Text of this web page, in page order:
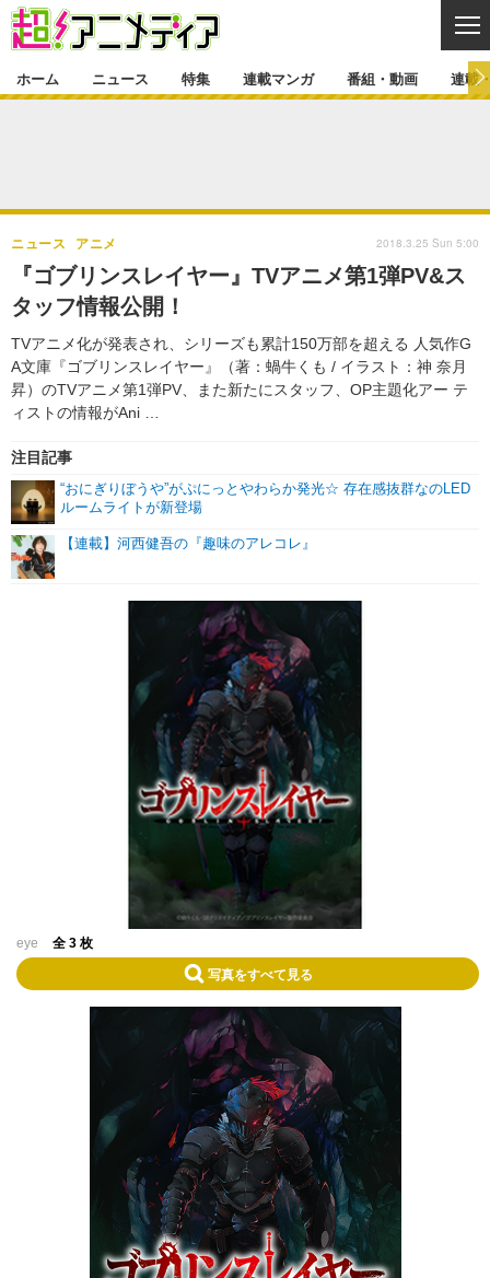
ゲーム・アプリ マンガ
グッズ
声優 コスプレ
舞台 新帝スタ
特集一覧 カバー
ラキりす
連載マンガ
連載マンガ一覧 連載一覧
番組・動画
番組・動画一覧
動画
連載・ブログ
連載・ブログ一覧 コラム
編集部ブログ・お知らせ
ホーム ニュース 特集 連載マンガ 番組・動画 連載
『ゴブリンスレイヤー』TVアニメ第1弾PV&ス
タッフ情報公開！
TVアニメ化が発表され、シリーズも累計150万部を超える ⼈気作G
A⽂庫『ゴブリンスレイヤー』（著：蝸⽜くも / イラスト：神 奈⽉
昇）のTVアニメ第1弾PV、また新たにスタッフ、OP主題化アー テ
ィストの情報がAni …
ニュース アニメ
注目記事
“おにぎりぼうや”がぷにっとやわらか発光☆ 存在感抜群なのLED
ルームライトが新登場
【連載】河西健吾の『趣味のアレコレ』
2018.3.25 Sun 5:00
eye 全 3 枚
写真をすべて見る